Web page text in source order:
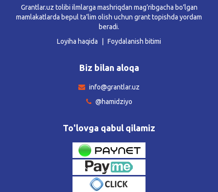
Grantlar.uz tolibi ilmlarga mashriqdan mag’ribgacha bo’lgan
mamlakatlarda bepul ta’lim olish uchun grant topishda yordam
beradi.
Loyiha haqida
Foydalanish bitimi
Biz bilan aloqa
info@grantlar.uz
@hamidziyo
To'lovga qabul qilamiz